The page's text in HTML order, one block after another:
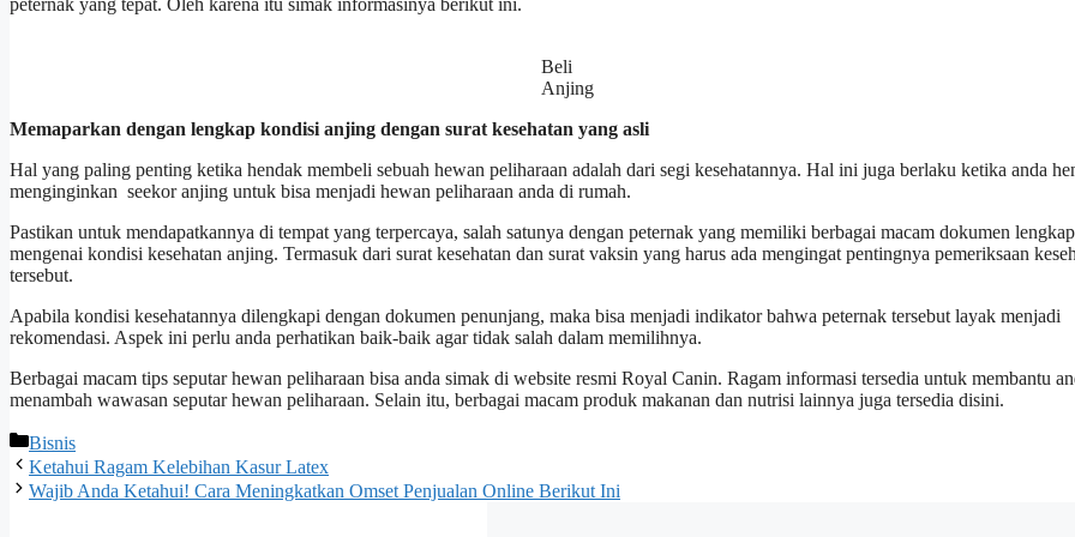
peternak yang tepat. Oleh karena itu simak informasinya berikut ini.
Beli
Anjing
Memaparkan dengan lengkap kondisi anjing dengan surat kesehatan yang asli
Hal yang paling penting ketika hendak membeli sebuah hewan peliharaan adalah dari segi kesehatannya. Hal ini juga berlaku ketika anda
menginginkan seekor anjing untuk bisa menjadi hewan peliharaan anda di rumah.
Pastikan untuk mendapatkannya di tempat yang terpercaya, salah satunya dengan peternak yang memiliki berbagai macam dokumen lengkap
mengenai kondisi kesehatan anjing. Termasuk dari surat kesehatan dan surat vaksin yang harus ada mengingat pentingnya pemeriksaan
tersebut.
Apabila kondisi kesehatannya dilengkapi dengan dokumen penunjang, maka bisa menjadi indikator bahwa peternak tersebut layak menjadi
rekomendasi. Aspek ini perlu anda perhatikan baik-baik agar tidak salah dalam memilihnya.
Berbagai macam tips seputar hewan peliharaan bisa anda simak di website resmi Royal Canin. Ragam informasi tersedia untuk membantu
menambah wawasan seputar hewan peliharaan. Selain itu, berbagai macam produk makanan dan nutrisi lainnya juga tersedia disini.
Categories
Bisnis
Ketahui Ragam Kelebihan Kasur Latex
Wajib Anda Ketahui! Cara Meningkatkan Omset Penjualan Online Berikut Ini